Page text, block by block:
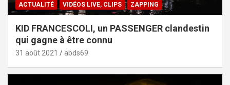
ACTUALITÉ VIDÉOS LIVE, CLIPS ZAPPING
KID FRANCESCOLI, un PASSENGER clandestin
qui gagne à être connu
31 août 2021 abds69